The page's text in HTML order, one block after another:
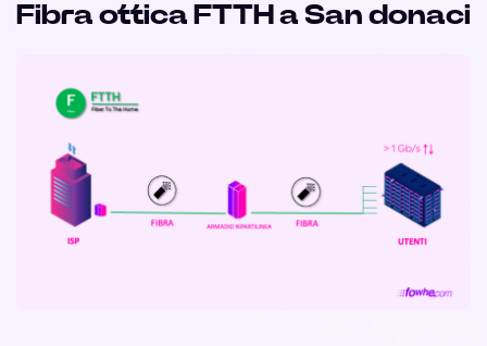
Fibra ottica FTTH a San donaci